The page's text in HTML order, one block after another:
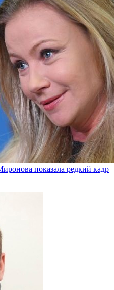
показала редкий кадр